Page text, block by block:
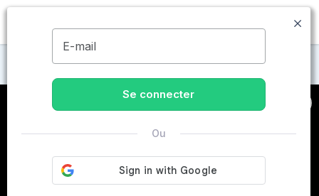
MENU
Maisons de retraite à Marseille
E-mail
Se connecter
Ou